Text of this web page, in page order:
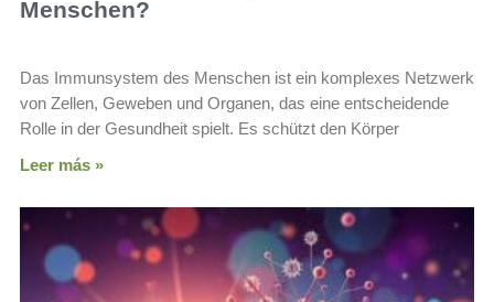
Menschen?
Das Immunsystem des Menschen ist ein komplexes Netzwerk
von Zellen, Geweben und Organen, das eine entscheidende
Rolle in der Gesundheit spielt. Es schützt den Körper
Leer más »